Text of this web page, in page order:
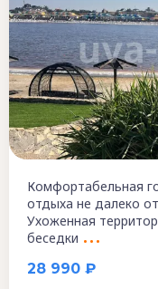
28 990 ₽
Комфортабельная
отдыха не далеко
Ухоженная
беседки